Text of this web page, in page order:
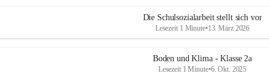
Die Schulsozialarbeit stellt sich vor
Lesezeit 1 Minute•13. März 2026
Boden und Klima - Klasse 2a
Lesezeit 1 Minute•6. Okt. 2025